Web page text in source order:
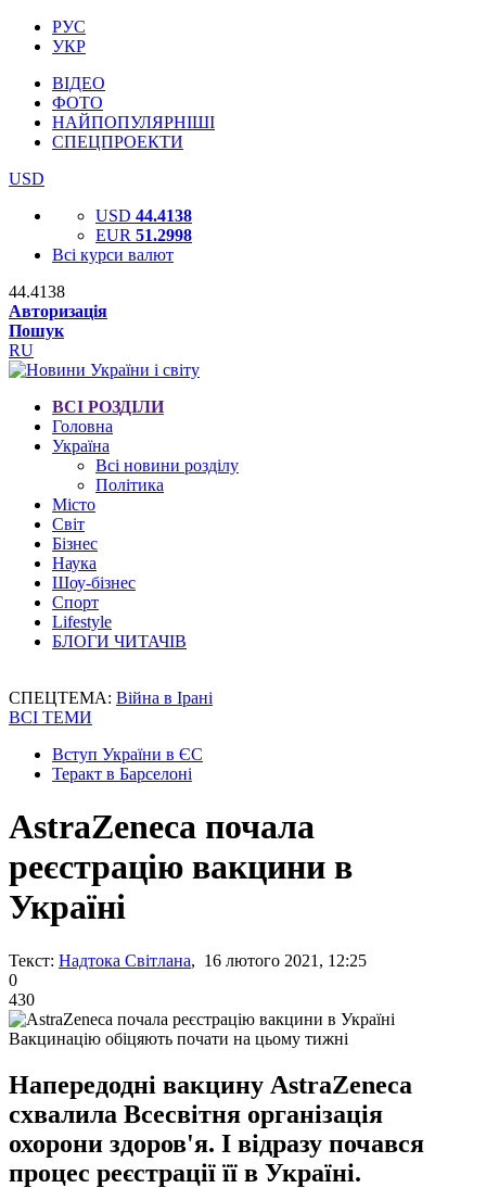
РУС
УКР
ВІДЕО
ФОТО
НАЙПОПУЛЯРНІШІ
СПЕЦПРОЕКТИ
USD
USD 44.4138
EUR 51.2998
Всі курси валют
44.4138
Авторизація
Пошук
RU
ВСІ РОЗДІЛИ
Головна
Україна
Всі новини розділу
Політика
Місто
Світ
Бізнес
Наука
Шоу-бізнес
Спорт
Lifestyle
БЛОГИ ЧИТАЧІВ
СПЕЦТЕМА: Війна в Ірані
ВСІ ТЕМИ
Вступ України в ЄС
Теракт в Барселоні
AstraZeneca почала
реєстрацію вакцини в
Україні
Текст: Надтока Світлана, 16 лютого 2021, 12:25
0
430
Вакцинацію обіцяють почати на цьому тижні
Напередодні вакцину AstraZeneca
схвалила Всесвітня організація
охорони здоров'я. І відразу почався
процес реєстрації її в Україні.